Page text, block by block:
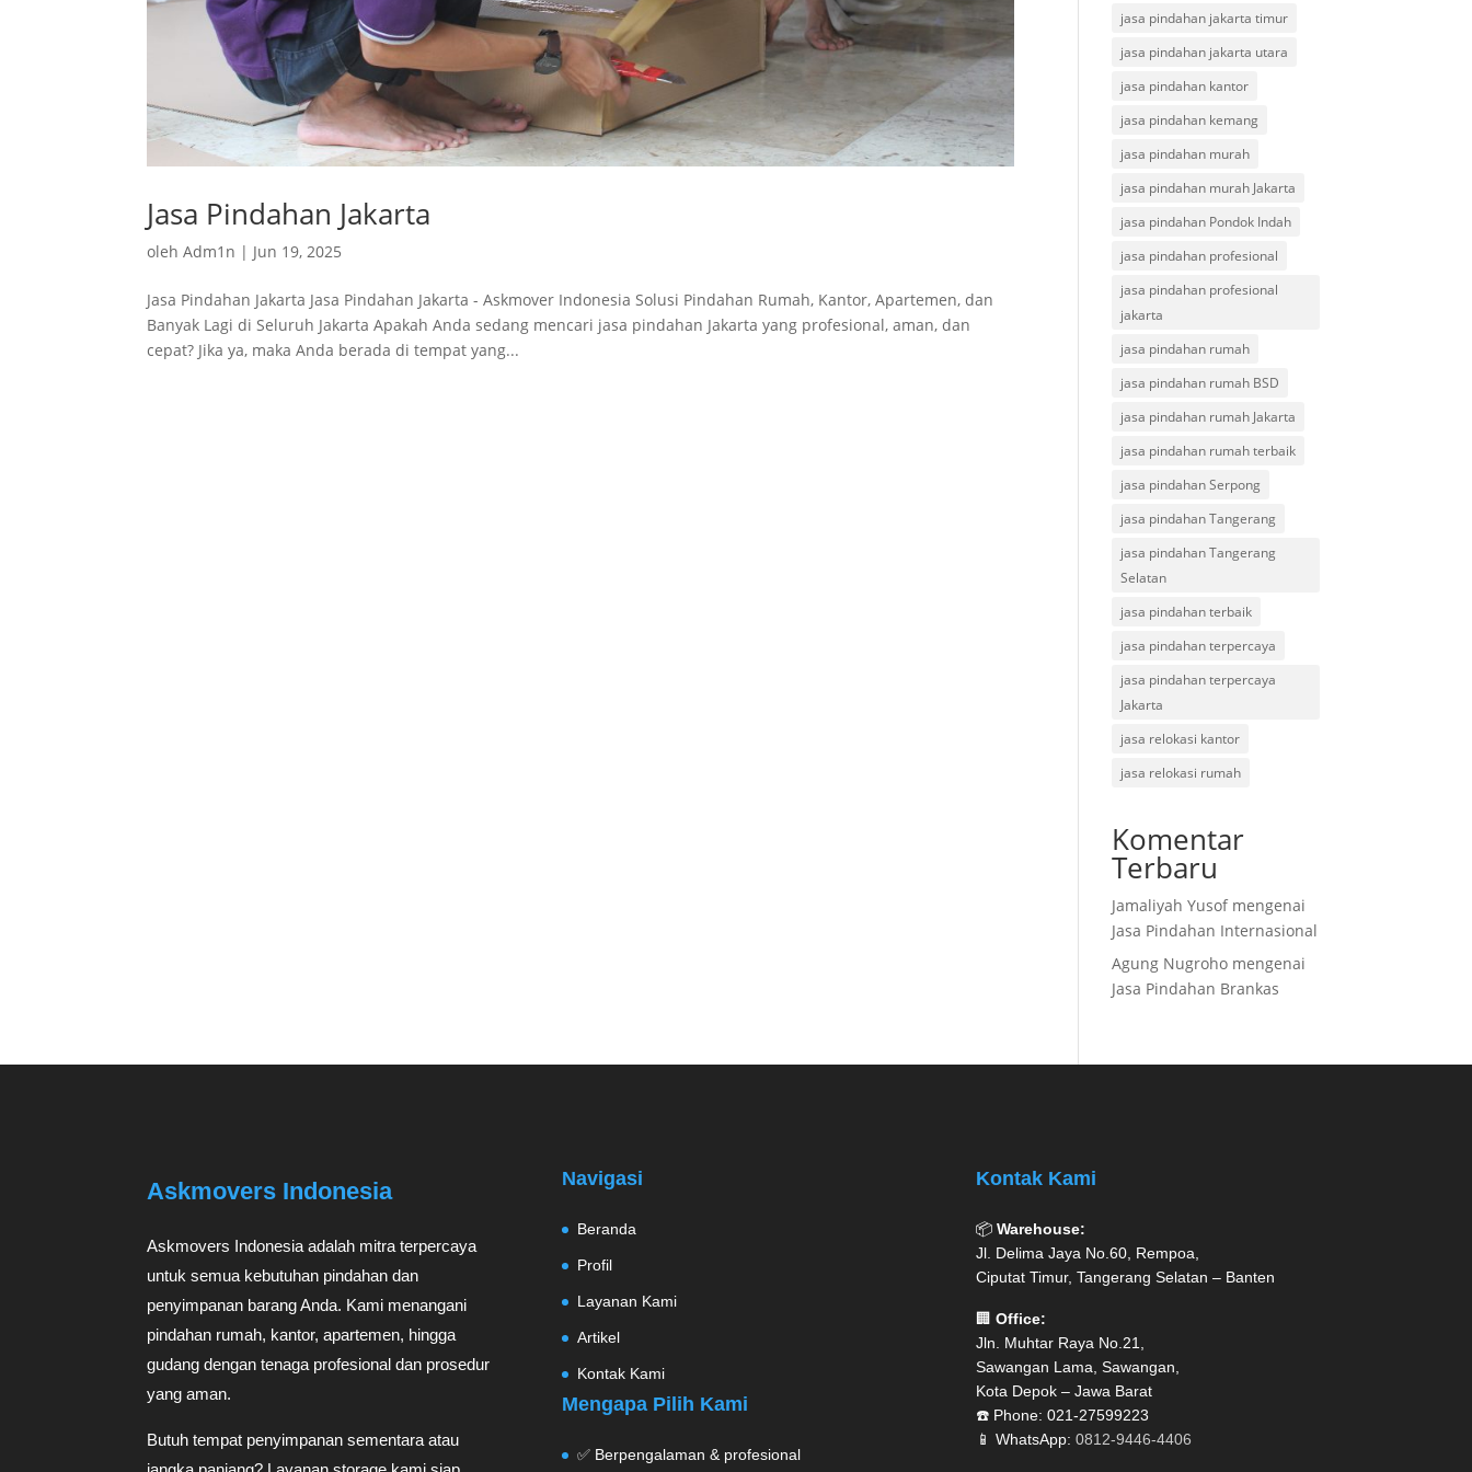
Jasa Pindahan Jakarta
olehAdm1n | Jun 19, 2025
Jasa Pindahan Jakarta Jasa Pindahan Jakarta - Askmover Indonesia Solusi Pindahan Rumah, Kantor, Apartemen, dan
Banyak Lagi di Seluruh Jakarta Apakah Anda sedang mencari jasa pindahan Jakarta yang profesional, aman, dan
cepat? Jika ya, maka Anda berada di tempat yang...
jasa pindahan jakarta timur
jasa pindahan jakarta utara
jasa pindahan kantor
jasa pindahan kemang
jasa pindahan murah
jasa pindahan murah Jakarta
jasa pindahan Pondok Indah
jasa pindahan profesional
jasa pindahan profesional
jakarta
jasa pindahan rumah
jasa pindahan rumah BSD
jasa pindahan rumah Jakarta
jasa pindahan rumah terbaik
jasa pindahan Serpong
jasa pindahan Tangerang
jasa pindahan Tangerang
Selatan
jasa pindahan terbaik
jasa pindahan terpercaya
jasa pindahan terpercaya
Jakarta
jasa relokasi kantor
jasa relokasi rumah
Komentar
Terbaru
Jamaliyah Yusofmengenai
Jasa Pindahan Internasional
Agung Nugroho mengenai
Jasa Pindahan Brankas
Askmovers Indonesia
Askmovers Indonesia adalah mitra terpercaya
untuk semua kebutuhan pindahan dan
penyimpanan barang Anda. Kami menangani
pindahan rumah, kantor, apartemen, hingga
gudang dengan tenaga profesional dan prosedur
yang aman.
Butuh tempat penyimpanan sementara atau
Navigasi
Beranda
Profil
Layanan Kami
Artikel
Kontak Kami
Mengapa Pilih Kami
✅ Berpengalaman & profesional
Kontak Kami
📦 Warehouse:
Jl. Delima Jaya No.60, Rempoa,
Ciputat Timur, Tangerang Selatan – Banten
🏢 Office:
Jln. Muhtar Raya No.21,
Sawangan Lama, Sawangan,
Kota Depok – Jawa Barat
☎️ Phone: 021-27599223
📱 WhatsApp: 0812-9446-4406